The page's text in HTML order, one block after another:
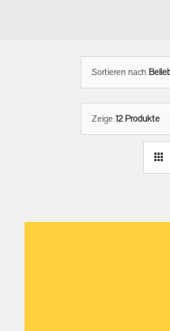
Sortieren nach
Zeige 12 Produkte